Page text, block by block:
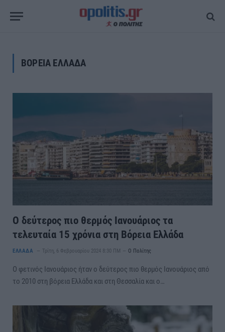
ΒΟΡΕΙΑ ΕΛΛΑΔΑ
Ο δεύτερος πιο θερμός Ιανουάριος τα
τελευταία 15 χρόνια στη Βόρεια Ελλάδα
ΕΛΛΑΔΑ Τρίτη, 6 Φεβρουαρίου 2024 8:30 ΠΜ Ο Πολίτης
Ο φετινός Ιανουάριος ήταν o δεύτερος πιο θερμός Ιανουάριος από
το 2010 στη βόρεια Ελλάδα και στη Θεσσαλία και ο…